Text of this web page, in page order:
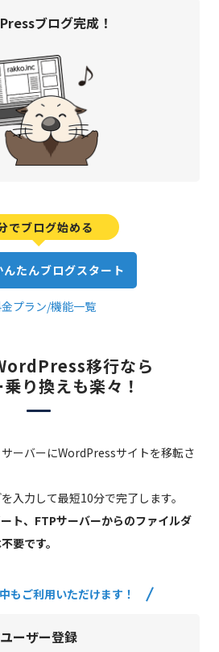
ブログ完成！
でブログ始める
んたんブログスタート
プラン/機能一覧
移行なら
り換えも楽々！
ーバーにWordPressサイトを移転さ
入力して最短10分で完了します。
ト、FTPサーバーからのファイルダ
要です。
もご利用いただけます！
ユーザー登録